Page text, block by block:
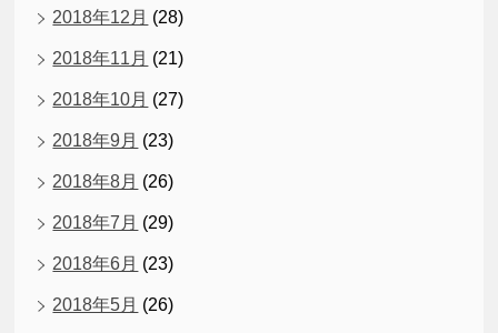
2018年12月 (28)
2018年11月 (21)
2018年10月 (27)
2018年9月 (23)
2018年8月 (26)
2018年7月 (29)
2018年6月 (23)
2018年5月 (26)